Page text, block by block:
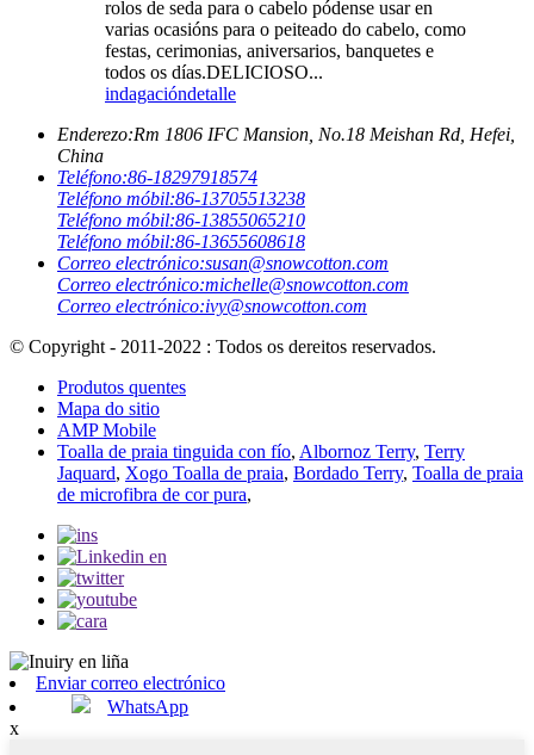
rolos de seda para o cabelo pódense usar en
varias ocasións para o peiteado do cabelo, como
festas, cerimonias, aniversarios, banquetes e
todos os días.DELICIOSO...
indagacióndetalle
Enderezo:Rm 1806 IFC Mansion, No.18 Meishan Rd, Hefei,
China
Teléfono:86-18297918574
Teléfono móbil:86-13705513238
Teléfono móbil:86-13855065210
Teléfono móbil:86-13655608618
Correo electrónico:susan@snowcotton.com
Correo electrónico:michelle@snowcotton.com
Correo electrónico:ivy@snowcotton.com
© Copyright - 2011-2022 : Todos os dereitos reservados.
Produtos quentes
Mapa do sitio
AMP Mobile
Toalla de praia tinguida con fío, Albornoz Terry, Terry
Jaquard, Xogo Toalla de praia, Bordado Terry, Toalla de praia
de microfibra de cor pura,
Enviar correo electrónico
WhatsApp
x